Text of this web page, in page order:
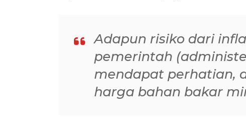
Adapun risiko dari
pemerintah
mendapat perhatian,
harga bahan bakar